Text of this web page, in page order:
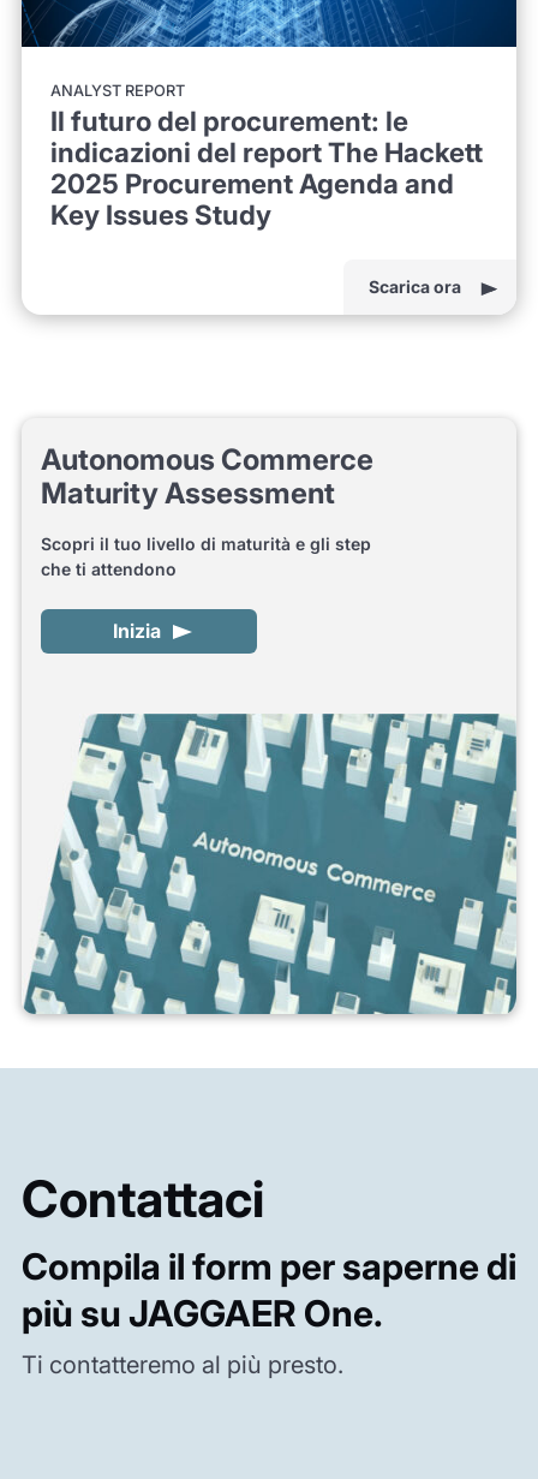
ANALYST REPORT
Il futuro del procurement: le
indicazioni del report The Hackett
2025 Procurement Agenda and
Key Issues Study
Scarica ora
Autonomous Commerce
Maturity Assessment
Scopri il tuo livello di maturità e gli step
che ti attendono
Inizia
Contattaci
Compila il form per saperne di
più su JAGGAER One.
Ti contatteremo al più presto.